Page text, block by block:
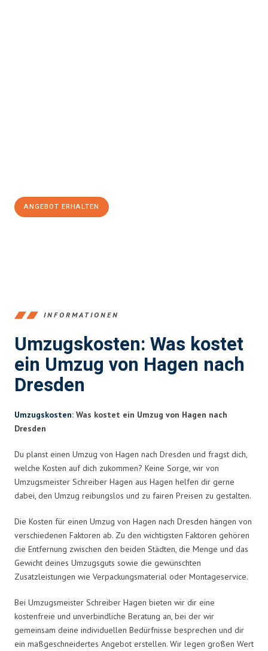
ANGEBOT ERHALTEN
INFORMATIONEN
Umzugskosten: Was kostet
ein Umzug von Hagen nach
Dresden
Umzugskosten: Was kostet ein Umzug von Hagen nach
Dresden
Du planst einen Umzug von Hagen nach Dresden und fragst dich,
welche Kosten auf dich zukommen? Keine Sorge, wir von
Umzugsmeister Schreiber Hagen aus Hagen helfen dir gerne
dabei, den Umzug reibungslos und zu fairen Preisen zu gestalten.
Die Kosten für einen Umzug von Hagen nach Dresden hängen von
verschiedenen Faktoren ab. Zu den wichtigsten Faktoren gehören
die Entfernung zwischen den beiden Städten, die Menge und das
Gewicht deines Umzugsguts sowie die gewünschten
Zusatzleistungen wie Verpackungsmaterial oder Montageservice.
Bei Umzugsmeister Schreiber Hagen bieten wir dir eine
kostenfreie und unverbindliche Beratung an, bei der wir
gemeinsam deine individuellen Bedürfnisse besprechen und dir
ein maßgeschneidertes Angebot erstellen. Wir legen großen Wert